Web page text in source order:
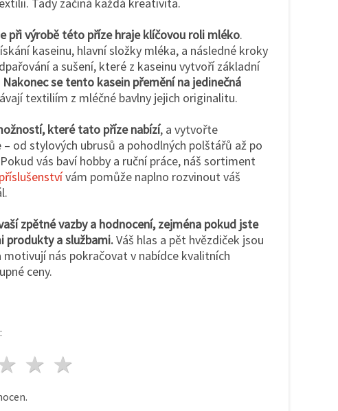
při výrobě této příze hraje klíčovou roli mléko.
kaseinu, hlavní složky mléka, a následné kroky
a sušení, které z kaseinu vytvoří základní
Nakonec se tento kasein přemění na jedinečná
textiliím z mléčné bavlny jejich originalitu.
které tato příze nabízí, a vytvořte
od stylových ubrusů a pohodlných polštářů až po
vás baví hobby a ruční práce, náš sortiment
vám pomůže naplno rozvinout váš
zpětné vazby a hodnocení, zejména pokud jste
produkty a službami.Váš hlas a pět hvězdiček jsou
motivují nás pokračovat v nabídce kvalitních
ceny.
4 hvězdy
3 hvězdy
hvězdy